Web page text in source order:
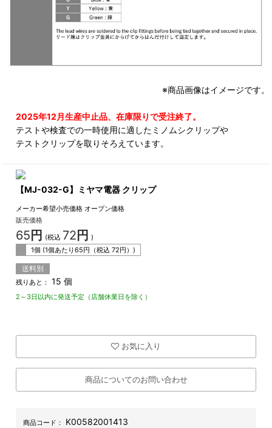
※商品画像はイメージです。
2025年12月生産中止品、在庫限りで受注終了。
テストや検査での一時使用に適したミノムシクリップや
テストクリップを取りそろえています。
【MJ-032-G】ミヤマ電器 クリップ
メーカー希望小売価格 オープン価格
販売価格
65 円 (税込 72 円 )
1個 (1個あたり65円（税込72円）)
送料別
残りあと： 15 個
2～3日以内に発送予定（店舗休業日を除く）
お気に入り
商品についてのお問い合わせ
商品コード： K00582001413